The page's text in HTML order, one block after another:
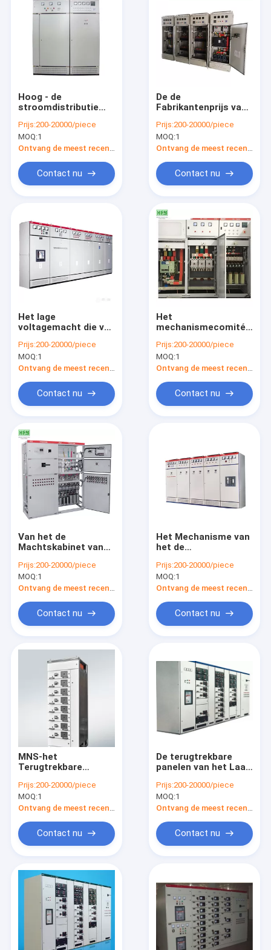
Producten
Over ons
Contacteer ons
Droge Typetransformator
Olie Ondergedompelde Transformator
industrieel elektromechanisme
Hoogspanningsschakelaars
middelgroot voltagemechanisme
Laagspanningsschakelinrichtingen
metaal ingesloten mechanisme
elektrodistributiedoos
Elektrohulpkantoordoos
Hoog - de
stroomdistributie
LV Metaal ingesloten
Mechanisme 400V
Prijs:200-20000/piece
MOQ:1
Ontvang de meest recente Prijs
Contact nu
De de
Fabrikantenprijs van
typt trekken-uit het
Lage
Voltagemechanisme
Schakelaarkabinet
Prijs:200-20000/piece
MOQ:1
Ontvang de meest recente Prijs
Contact nu
Het lage
voltagemacht die van
ingesloten metaal
bekleed mechanisme
verdelen
Prijs:200-20000/piece
MOQ:1
Ontvang de meest recente Prijs
Contact nu
Het
mechanismecomité
0.4kv GGD Lage
voltage het
Kabinetsfabrikanten
Raadsmechanisme
Prijs:200-20000/piece
MOQ:1
Ontvang de meest recente Prijs
Contact nu
Van het de
Machtskabinet van
Beklede Ingesloten
Lage Voltage van het
het Mechanisme
Kabinet van het de
Distributiemechanisme
Prijs:200-20000/piece
MOQ:1
Ontvang de meest recente Prijs
Contact nu
Het Mechanisme van
het de
GGD van de laag
Voltagemacht
Prijs:200-20000/piece
MOQ:1
Ontvang de meest recente Prijs
Contact nu
MNS-het
Terugtrekbare
Reeks Lage Voltage
Prijs:200-20000/piece
MOQ:1
Ontvang de meest recente Prijs
Contact nu
De terugtrekbare
panelen van het Laag
met lademodule
Prijs:200-20000/piece
MOQ:1
Ontvang de meest recente Prijs
Contact nu